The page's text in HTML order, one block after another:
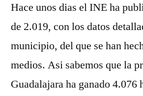
Hace unos dias el INE ha
de 2.019, con los datos
municipio, del que se han
medios. Asi sabemos que la
Guadalajara ha ganado 4.076